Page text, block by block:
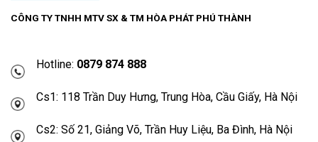
CÔNG TY TNHH MTV SX & TM HÒA PHÁT PHÚ THÀNH
Hotline: 0879 874 888
Cs1: 118 Trần Duy Hưng, Trung Hòa, Cầu Giấy, Hà Nội
Cs2: Số 21, Giảng Võ, Trần Huy Liệu, Ba Đình, Hà Nội